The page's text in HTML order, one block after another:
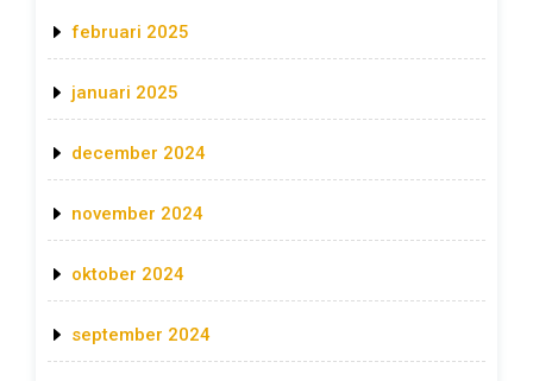
februari 2025
januari 2025
december 2024
november 2024
oktober 2024
september 2024